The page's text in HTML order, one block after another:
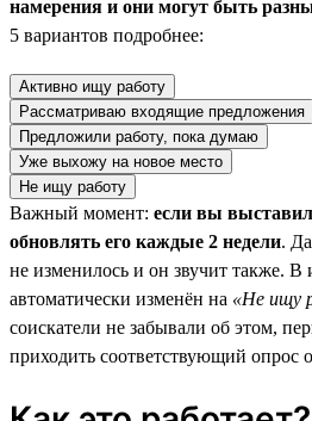
намерения и они могут быть
5 вариантов подробнее:
Активно ищу работу
Рассматриваю входящие предложения
Предложили работу, пока думаю
Уже выхожу на новое место
Не ищу работу
Важный момент: если вы
обновлять его каждые 2 недели.
не изменилось и он звучит также. В
автоматически изменён на «Не ищу
соискатели не забывали об этом,
приходить соответствующий опрос